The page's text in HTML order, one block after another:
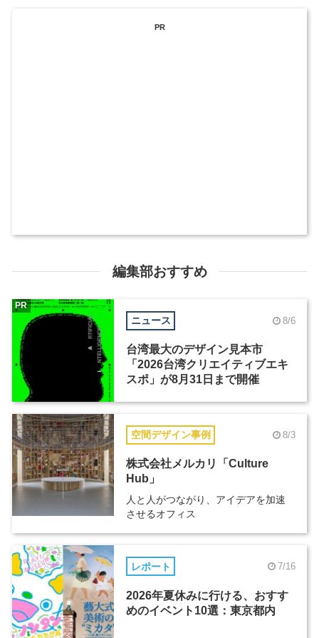
PR
編集部おすすめ
ニュース 8/6
台湾最大のデザイン見本市
「2026台湾クリエイティブエキ
スポ」が8月31日まで開催
PR
空間デザイン事例 8/3
株式会社メルカリ「Culture
Hub」
人と人がつながり、アイデアを加速
させるオフィス
レポート 7/16
2026年夏休みに行ける、おすす
めのイベント10選：東京都内